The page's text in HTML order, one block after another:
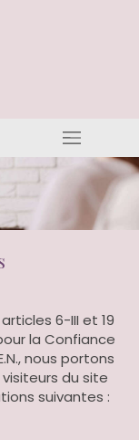
6-III et 19
la Confiance
nous portons
du site
suivantes :